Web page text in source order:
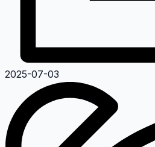
2025-07-03